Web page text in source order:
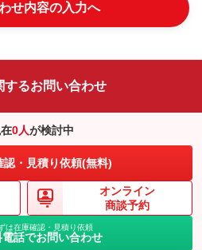
せ内容の入力へ
するお問い合わせ
0人が検討中
認・見積り依頼(無料)
オンライン
商談予約
は在庫確認・見積り依頼
電話でお問い合わせ